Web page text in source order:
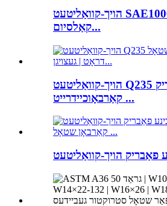
הויך-קוואַליטעט SAE1006 נידעריק
קאַלסיום...
הויך-קוואַליטעט Q235 נידעריק
קאַרבאָוכיידרייט ...